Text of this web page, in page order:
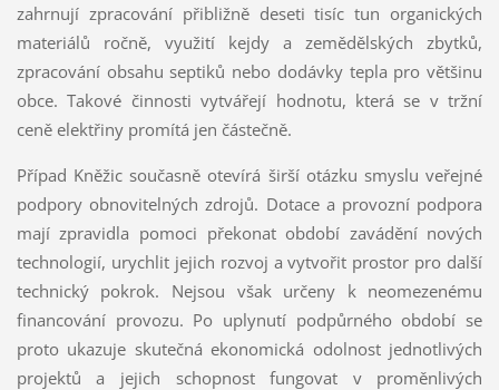
zahrnují zpracování přibližně deseti tisíc tun organických
materiálů ročně, využití kejdy a zemědělských zbytků,
zpracování obsahu septiků nebo dodávky tepla pro většinu
obce. Takové činnosti vytvářejí hodnotu, která se v tržní
ceně elektřiny promítá jen částečně.
Případ Kněžic současně otevírá širší otázku smyslu veřejné
podpory obnovitelných zdrojů. Dotace a provozní podpora
mají zpravidla pomoci překonat období zavádění nových
technologií, urychlit jejich rozvoj a vytvořit prostor pro další
technický pokrok. Nejsou však určeny k neomezenému
financování provozu. Po uplynutí podpůrného období se
proto ukazuje skutečná ekonomická odolnost jednotlivých
projektů a jejich schopnost fungovat v proměnlivých